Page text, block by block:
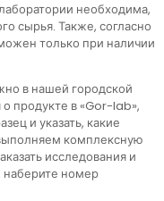
необходима,
сырья. Также, согласно
только при наличии
в нашей городской
продукте в «Gor-lab»,
и указать, какие
комплексную
исследования и
номер